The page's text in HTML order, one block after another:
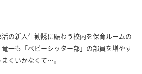
の新入生勧誘に賑わう校内を保育ルームの
一も「ベビーシッター部」の部員を増やす
くいかなくて…。